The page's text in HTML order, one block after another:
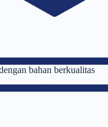
bahan berkualitas